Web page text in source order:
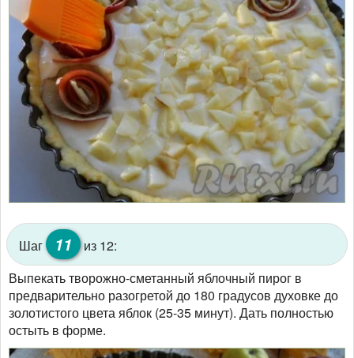
Шаг 11 из 12:
Выпекать творожно-сметанный яблочный пирог в
предварительно разогретой до 180 градусов духовке до
золотистого цвета яблок (25-35 минут). Дать полностью
остыть в форме.